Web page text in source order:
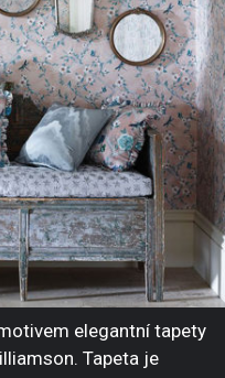
elegantní tapety
Tapeta je